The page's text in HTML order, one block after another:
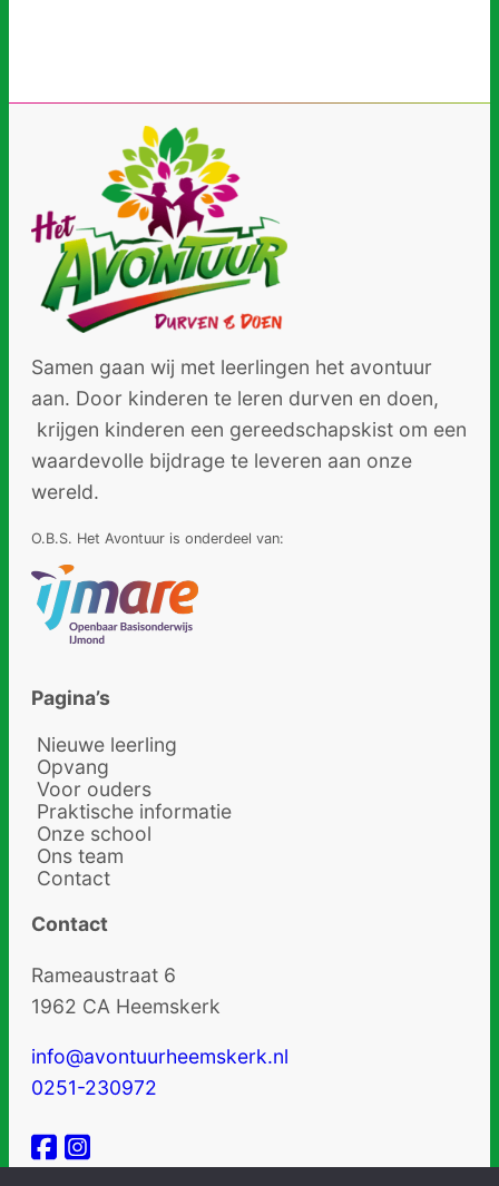
Samen gaan wij met leerlingen het avontuur
aan. Door kinderen te leren durven en doen,
krijgen kinderen een gereedschapskist om een
waardevolle bijdrage te leveren aan onze
wereld.
O.B.S. Het Avontuur is onderdeel van:
Pagina’s
Nieuwe leerling
Opvang
Voor ouders
Praktische informatie
Onze school
Ons team
Contact
Contact
Rameaustraat 6
1962 CA Heemskerk
info@avontuurheemskerk.nl
0251-230972